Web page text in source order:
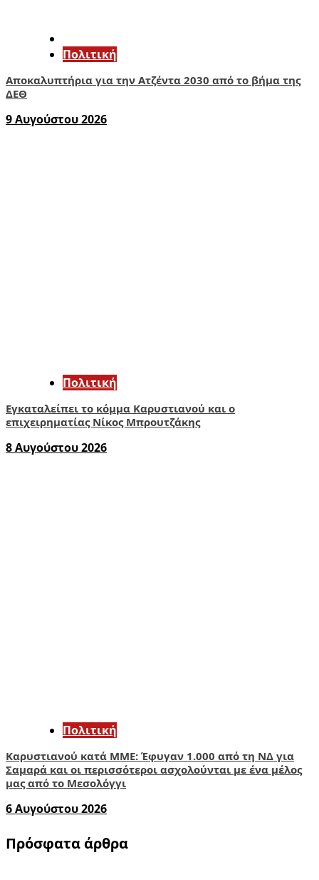
Πολιτική
Αποκαλυπτήρια για την Ατζέντα 2030 από το βήμα της
ΔΕΘ
9 Αυγούστου 2026
Πολιτική
Εγκαταλείπει το κόμμα Καρυστιανού και ο
επιχειρηματίας Νίκος Μπρουτζάκης
8 Αυγούστου 2026
Πολιτική
Καρυστιανού κατά ΜΜΕ: Έφυγαν 1.000 από τη ΝΔ για
Σαμαρά και οι περισσότεροι ασχολούνται με ένα μέλος
μας από το Μεσολόγγι
6 Αυγούστου 2026
Πρόσφατα άρθρα